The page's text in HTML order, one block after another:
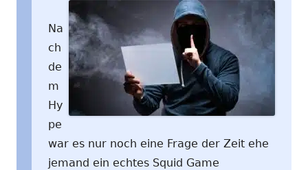
Na
ch
de
m
Hy
pe
war es nur noch eine Frage der Zeit ehe
jemand ein echtes Squid Game